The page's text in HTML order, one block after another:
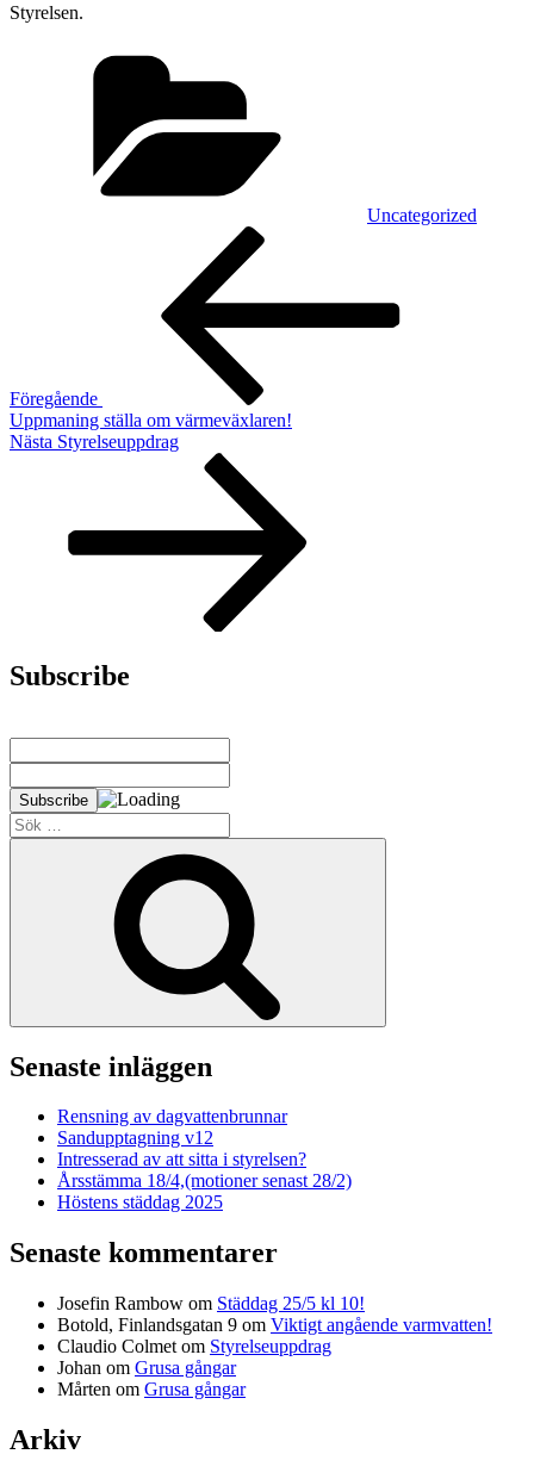
Styrelsen.
Uncategorized
Inläggsnavigering
Föregående
Uppmaning ställa om värmeväxlaren!
Nästa
Nästa Styrelseuppdrag
Subscribe
Sök
efter:
Senaste inläggen
Rensning av dagvattenbrunnar
Sandupptagning v12
Intresserad av att sitta i styrelsen?
Årsstämma 18/4,(motioner senast 28/2)
Höstens städdag 2025
Senaste kommentarer
Josefin Rambow om Städdag 25/5 kl 10!
Botold, Finlandsgatan 9 om Viktigt angående varmvatten!
Claudio Colmet om Styrelseuppdrag
Johan om Grusa gångar
Mårten om Grusa gångar
Arkiv